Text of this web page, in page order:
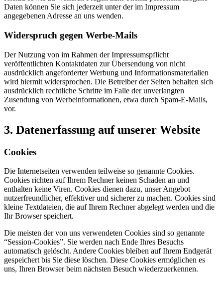
Daten können Sie sich jederzeit unter der im Impressum
angegebenen Adresse an uns wenden.
Widerspruch gegen Werbe-Mails
Der Nutzung von im Rahmen der Impressumspflicht
veröffentlichten Kontaktdaten zur Übersendung von nicht
ausdrücklich angeforderter Werbung und Informationsmaterialien
wird hiermit widersprochen. Die Betreiber der Seiten behalten sich
ausdrücklich rechtliche Schritte im Falle der unverlangten
Zusendung von Werbeinformationen, etwa durch Spam-E-Mails,
vor.
3. Datenerfassung auf unserer Website
Cookies
Die Internetseiten verwenden teilweise so genannte Cookies.
Cookies richten auf Ihrem Rechner keinen Schaden an und
enthalten keine Viren. Cookies dienen dazu, unser Angebot
nutzerfreundlicher, effektiver und sicherer zu machen. Cookies sind
kleine Textdateien, die auf Ihrem Rechner abgelegt werden und die
Ihr Browser speichert.
Die meisten der von uns verwendeten Cookies sind so genannte
“Session-Cookies”. Sie werden nach Ende Ihres Besuchs
automatisch gelöscht. Andere Cookies bleiben auf Ihrem Endgerät
gespeichert bis Sie diese löschen. Diese Cookies ermöglichen es
uns, Ihren Browser beim nächsten Besuch wiederzuerkennen.